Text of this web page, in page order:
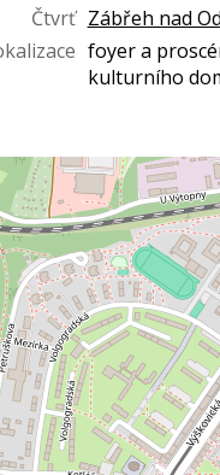
Čtvrť Zábřeh nad
foyer a
kulturního